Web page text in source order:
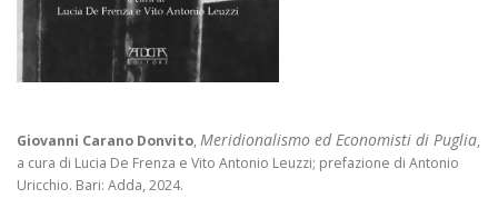
Giovanni Carano Donvito, Meridionalismo ed Economisti di Puglia,
a cura di Lucia De Frenza e Vito Antonio Leuzzi; prefazione di Antonio
Uricchio. Bari: Adda, 2024.